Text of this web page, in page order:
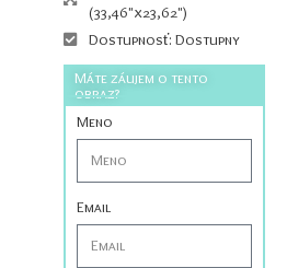
(33,46"x23,62")
Dostupnosť: Dostupny
Máte záujem o tento
obraz?
Meno
Email